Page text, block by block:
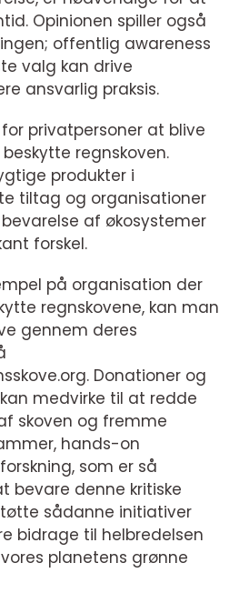
Opinionen spiller også
offentlig awareness
valg kan drive
ansvarlig praksis.
privatpersoner at blive
regnskoven.
produkter i
tiltag og organisationer
af økosystemer
forskel.
på organisation der
regnskovene, kan man
gennem deres
Donationer og
medvirke til at redde
skoven og fremme
hands-on
som er så
bevare denne kritiske
sådanne initiativer
bidrage til helbredelsen
planetens grønne